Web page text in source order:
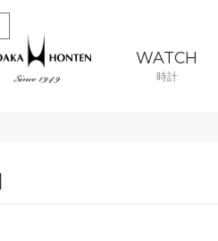
WATCH
時計